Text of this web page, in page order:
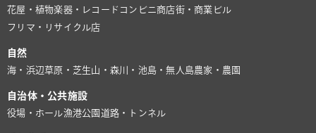
花屋・植物楽器・レコード コンビニ商店街・商業ビル
フリマ・リサイクル店
自然
海・浜辺 草原・芝生山・森川・池島・無人島農家・農園
自治体・公共施設
役場・ホール漁港公園 道路・トンネル